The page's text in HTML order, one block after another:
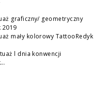
graficzny/ geometryczny
2019
mały kolorowy TattooRedyk
l dnia konwencji